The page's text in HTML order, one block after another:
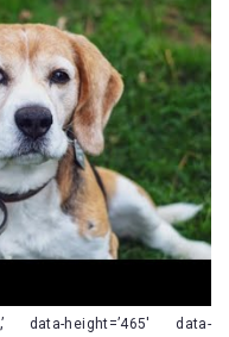
data-height=’465′ data-